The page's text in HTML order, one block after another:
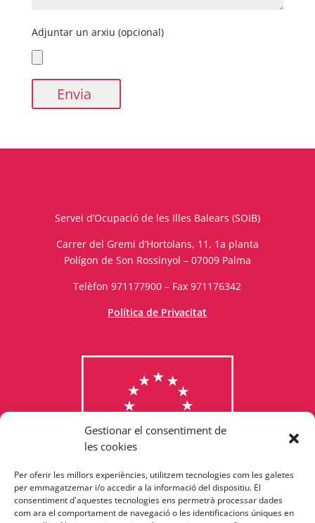
Gestionar el consentiment de
les cookies
Per oferir les millors experiències, utilitzem tecnologies com les galetes
per emmagatzemar i/o accedir a la informació del dispositiu. El
consentiment d'aquestes tecnologies ens permetrà processar dades
com ara el comportament de navegació o les identificacions úniques en
Adjuntar un arxiu (opcional)
Consulta els programes
finançats per la Unió Europea
Servei d’Ocupació de les Illes Balears (SOIB)
Carrer del Gremi d’Hortolans, 11, 1a planta
Polígon de Son Rossinyol – 07009 Palma
Telèfon 971177900 – Fax 971176342
Política de Privacitat